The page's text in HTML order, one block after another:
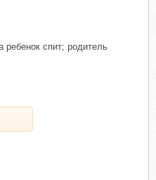
ребенок спит; родитель